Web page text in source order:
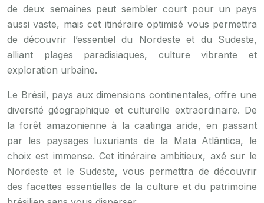
de deux semaines peut sembler court pour un pays
aussi vaste, mais cet itinéraire optimisé vous permettra
de découvrir l’essentiel du Nordeste et du Sudeste,
alliant plages paradisiaques, culture vibrante et
exploration urbaine.
Le Brésil, pays aux dimensions continentales, offre une
diversité géographique et culturelle extraordinaire. De
la forêt amazonienne à la caatinga aride, en passant
par les paysages luxuriants de la Mata Atlântica, le
choix est immense. Cet itinéraire ambitieux, axé sur le
Nordeste et le Sudeste, vous permettra de découvrir
des facettes essentielles de la culture et du patrimoine